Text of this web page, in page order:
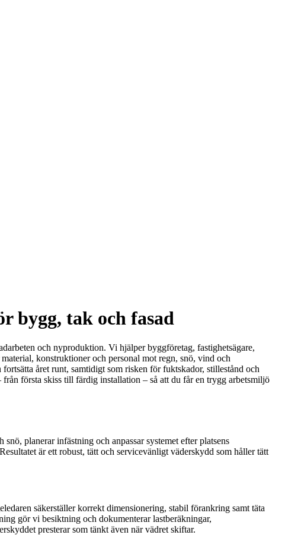
bygg, tak och fasad
och nyproduktion. Vi hjälper byggföretag, fastighetsägare,
konstruktioner och personal mot regn, snö, vind och
året runt, samtidigt som risken för fuktskador, stillestånd och
första skiss till färdig installation – så att du får en trygg arbetsmiljö
planerar infästning och anpassar systemet efter platsens
är ett robust, tätt och servicevänligt väderskydd som håller tätt
säkerställer korrekt dimensionering, stabil förankring samt täta
gör vi besiktning och dokumenterar lastberäkningar,
presterar som tänkt även när vädret skiftar.